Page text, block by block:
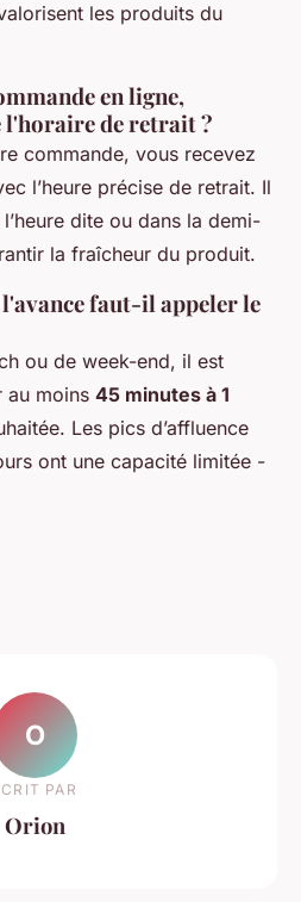
les produits du
en ligne,
l'horaire de retrait ?
commande, vous recevez
l’heure précise de retrait. Il
dite ou dans la demi-
la fraîcheur du produit.
faut-il appeler le
ou de week-end, il est
au moins 45 minutes à 1
Les pics d’affluence
ont une capacité limitée -
O
PAR
Orion